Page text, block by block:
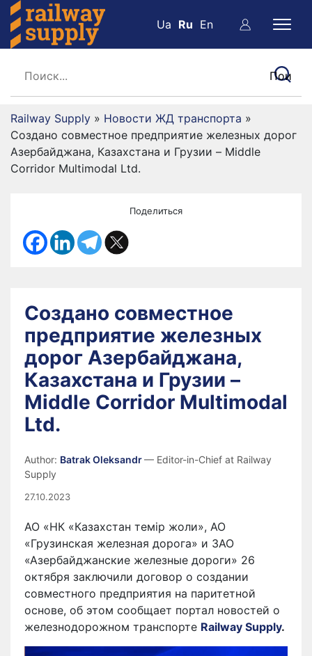
Ua Ru En
Railway Supply » Новости ЖД транспорта »
Создано совместное предприятие железных дорог
Азербайджана, Казахстана и Грузии – Middle
Corridor Multimodal Ltd.
Поделиться
Создано совместное
предприятие железных
дорог Азербайджана,
Казахстана и Грузии –
Middle Corridor Multimodal
Ltd.
Author: Batrak Oleksandr— Editor-in-Chief at Railway
Supply
27.10.2023
АО «НК «Казахстан темір жоли», АО
«Грузинская железная дорога» и ЗАО
«Азербайджанские железные дороги» 26
октября заключили договор о создании
совместного предприятия на паритетной
основе, об этом сообщает портал новостей о
железнодорожном транспорте Railway Supply.